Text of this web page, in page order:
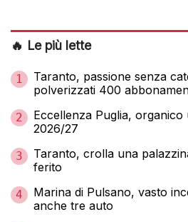
🔥 Le più lette
1
Taranto, passione senza
polverizzati 400
2
Eccellenza Puglia, organico
2026/27
3
Taranto, crolla una
ferito
4
Marina di Pulsano, vasto
anche tre auto